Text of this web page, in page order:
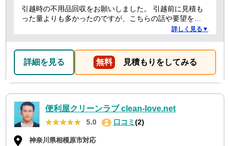
引越時の不用品回収をお願いしました。 引越前に見積も
った量よりも多かったのですが、こちらの話や要望を聞
いていただき、感謝しています。 また担当者も明るく、
張ってください
詳しく見る▼
詳細を見る 無料 見積もりをしてみる
便利屋クリーンラブ clean-love.net
★★★★★
★★★★★ 5.0 口コミ (2)
神奈川県相模原市対応